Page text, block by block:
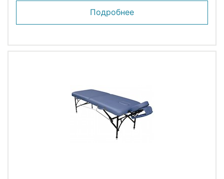
Подробнее